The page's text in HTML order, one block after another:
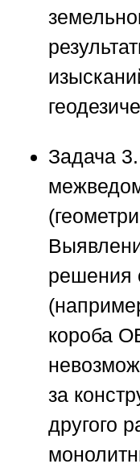
Задача
решения
короба
за
другого